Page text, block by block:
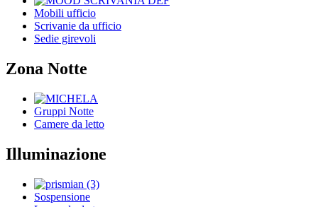
Mobili ufficio
Scrivanie da ufficio
Sedie girevoli
Zona Notte
Gruppi Notte
Camere da letto
Illuminazione
Sospensione